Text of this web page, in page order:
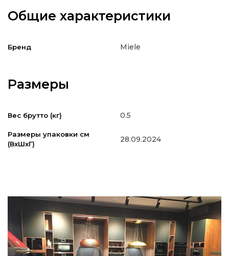
Общие характеристики
Бренд Miele
Размеры
Вес брутто (кг) 0.5
Размеры упаковки см
(ВxШxГ)
28.09.2024